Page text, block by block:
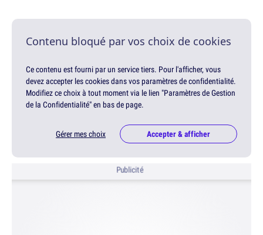
Contenu bloqué par vos choix de cookies
Ce contenu est fourni par un service tiers. Pour l'afficher, vous
devez accepter les cookies dans vos paramètres de confidentialité.
Modifiez ce choix à tout moment via le lien "Paramètres de Gestion
de la Confidentialité" en bas de page.
Gérer mes choix Accepter & afficher
Publicité